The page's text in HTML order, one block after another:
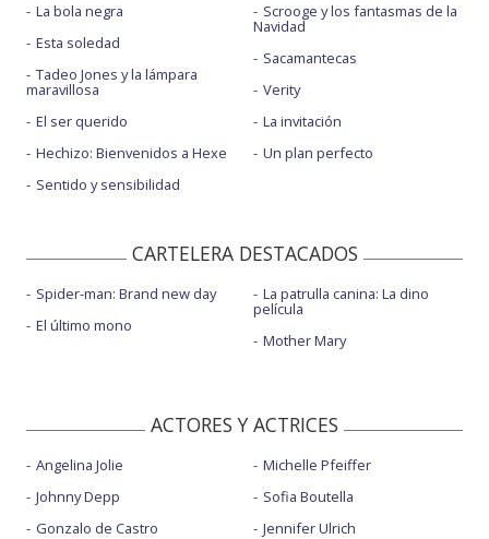
La bola negra
Esta soledad
Tadeo Jones y la lámpara
maravillosa
El ser querido
Hechizo: Bienvenidos a Hexe
Sentido y sensibilidad
Scrooge y los fantasmas de la
Navidad
Sacamantecas
Verity
La invitación
Un plan perfecto
CARTELERA DESTACADOS
Spider-man: Brand new day
El último mono
La patrulla canina: La dino
película
Mother Mary
ACTORES Y ACTRICES
Angelina Jolie
Johnny Depp
Gonzalo de Castro
Michelle Pfeiffer
Sofia Boutella
Jennifer Ulrich